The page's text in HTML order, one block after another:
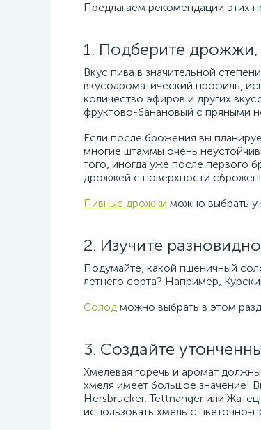
Предлагаем рекомендации этих
1. Подберите
Вкус пива в значительной
вкусоароматический профиль,
количество эфиров и других
фруктово-банановый с пряными
Если после брожения вы
многие штаммы очень
того, иногда уже после первого
дрожжей с поверхности
Пивные дрожжи можно выбрать у
2. Изучите
Подумайте, какой пшеничный
летнего сорта? Например,
Солод можно выбрать в этом
3. Создайте
Хмелевая горечь и аромат
хмеля имеет большое значение!
Hersbrucker, Tettnanger или
использовать хмель с цветочно-